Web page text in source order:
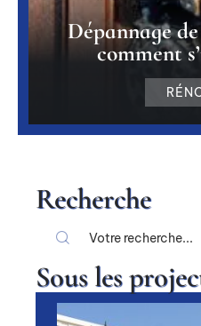
Dépannage
comment
Recherche
Sous les